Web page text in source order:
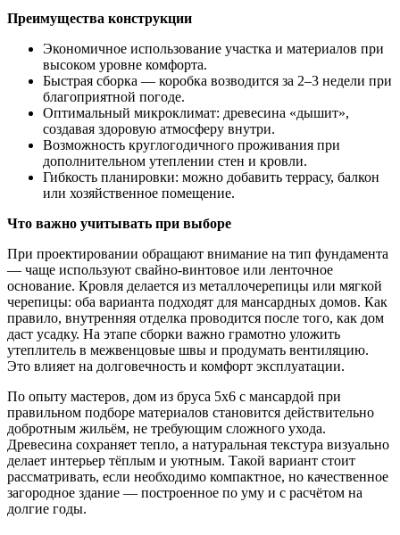
Преимущества конструкции
Экономичное использование участка и материалов при
высоком уровне комфорта.
Быстрая сборка — коробка возводится за 2–3 недели при
благоприятной погоде.
Оптимальный микроклимат: древесина «дышит»,
создавая здоровую атмосферу внутри.
Возможность круглогодичного проживания при
дополнительном утеплении стен и кровли.
Гибкость планировки: можно добавить террасу, балкон
или хозяйственное помещение.
Что важно учитывать при выборе
При проектировании обращают внимание на тип фундамента
— чаще используют свайно-винтовое или ленточное
основание. Кровля делается из металлочерепицы или мягкой
черепицы: оба варианта подходят для мансардных домов. Как
правило, внутренняя отделка проводится после того, как дом
даст усадку. На этапе сборки важно грамотно уложить
утеплитель в межвенцовые швы и продумать вентиляцию.
Это влияет на долговечность и комфорт эксплуатации.
По опыту мастеров, дом из бруса 5х6 с мансардой при
правильном подборе материалов становится действительно
добротным жильём, не требующим сложного ухода.
Древесина сохраняет тепло, а натуральная текстура визуально
делает интерьер тёплым и уютным. Такой вариант стоит
рассматривать, если необходимо компактное, но качественное
загородное здание — построенное по уму и с расчётом на
долгие годы.